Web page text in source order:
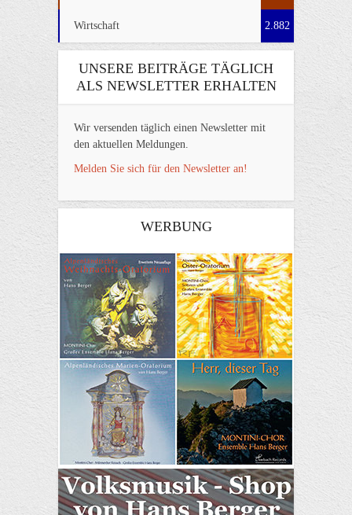
Wirtschaft 2.882
UNSERE BEITRÄGE TÄGLICH
ALS NEWSLETTER ERHALTEN
Wir versenden täglich einen Newsletter mit
den aktuellen Meldungen.
Melden Sie sich für den Newsletter an!
WERBUNG